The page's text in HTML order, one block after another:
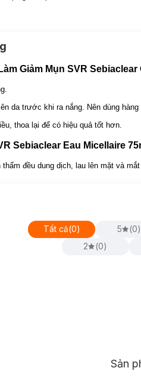
SVR
Sebiaclear Eau
Eau Micellaire là dòng nướctẩy
bước, thậm chí là lớp trang điểm
và tươi mát.
Giảm Mụn SVR Sebiaclear
da trước khi ra nắng. Nên dùng
thoa lại để có hiệu quả tốt hơn.
Sebiaclear Eau Micellaire
đều dung dịch, lau lên mặt và
Tất cả(0) 5 (0)
2
(0)
Sản